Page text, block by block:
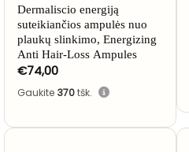
Dermaliscio energiją
suteikiančios ampulės nuo
plaukų slinkimo, Energizing
Anti Hair-Loss Ampules
€74,00
Gaukite 370tšk.